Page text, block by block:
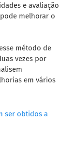
e avaliação
melhorar o
método de
vezes por
em vários
ser obtidos a